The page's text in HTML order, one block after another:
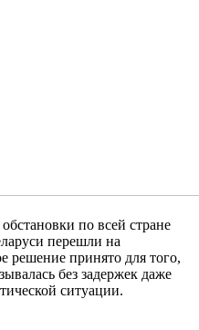
по всей стране
перешли на
решение принято для того,
без задержек даже
ситуации.